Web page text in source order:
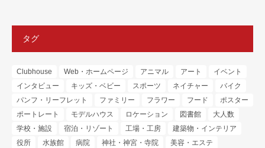
タグ
Clubhouse Web・ホームページ アニマル アート
イベント
インタビュー
キッズ・ベビー スポーツ ネイチャー
バイク
パンフ・リーフレット
ファミリー フラワー フード
ポスター
ポートレート
モデルハウス ロケーション 図書館
大人数
学校・施設
宿泊・リゾート 工場・工房
建築物・インテリア
役所
水族館 病院 神社・神宮・寺院
美容・エステ